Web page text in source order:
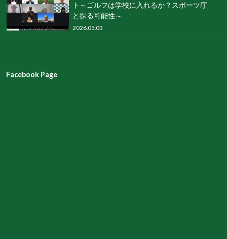
ト～ゴルフは学校に入れるか？スポーツ庁
と探る可能性～
2026.05.03
Facebook Page